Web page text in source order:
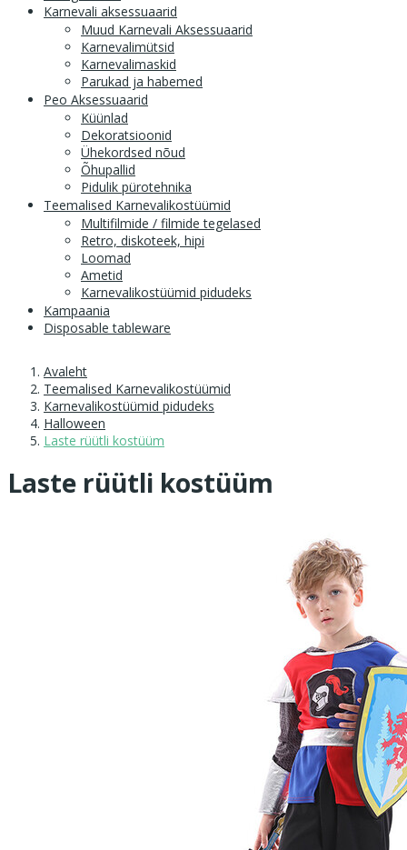
Karnevali aksessuaarid
Muud Karnevali Aksessuaarid
Karnevalimütsid
Karnevalimaskid
Parukad ja habemed
Peo Aksessuaarid
Küünlad
Dekoratsioonid
Ühekordsed nõud
Õhupallid
Pidulik pürotehnika
Teemalised Karnevalikostüümid
Multifilmide / filmide tegelased
Retro, diskoteek, hipi
Loomad
Ametid
Karnevalikostüümid pidudeks
Kampaania
Disposable tableware
Avaleht
Teemalised Karnevalikostüümid
Karnevalikostüümid pidudeks
Halloween
Laste rüütli kostüüm
Laste rüütli kostüüm